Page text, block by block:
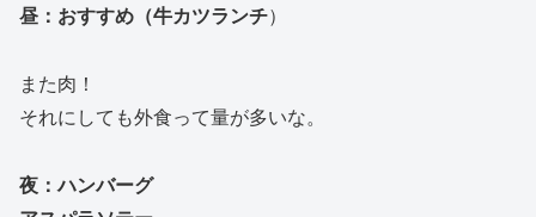
昼：おすすめ（牛カツランチ）
また肉！
それにしても外食って量が多いな。
夜：ハンバーグ